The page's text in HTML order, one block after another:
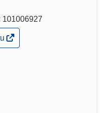
101006927